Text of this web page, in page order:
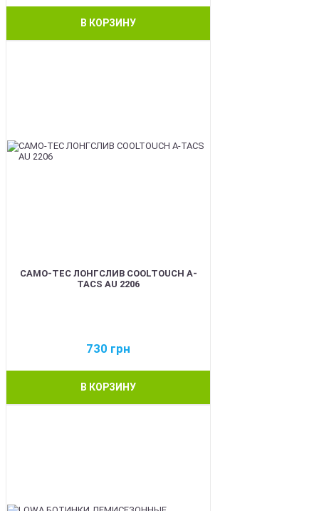
В КОРЗИНУ
CAMO-TEC ЛОНГСЛИВ COOLTOUCH A-
TACS AU 2206
730 грн
В КОРЗИНУ